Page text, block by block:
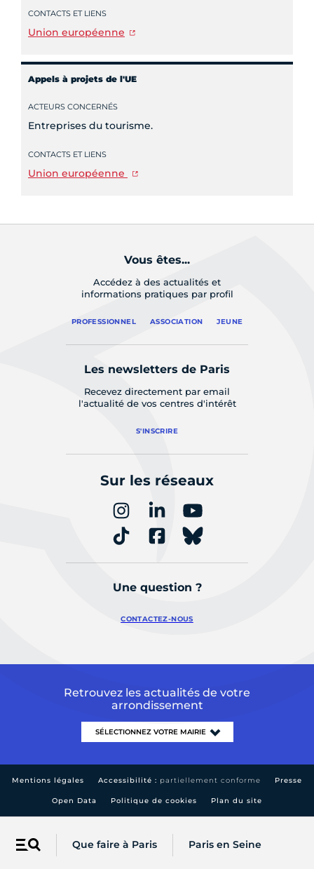
Menu Que faire à Paris Paris en Seine
CONTACTS ET LIENS
Union européenne
Appels à projets de l'UE
ACTEURS CONCERNÉS
Entreprises du tourisme.
CONTACTS ET LIENS
Union européenne
Vous êtes...
Accédez à des actualités et
informations pratiques par profil
PROFESSIONNEL ASSOCIATION JEUNE
Les newsletters de Paris
Recevez directement par email
l'actualité de vos centres d'intérêt
S'INSCRIRE
Sur les réseaux
Une question ?
CONTACTEZ-NOUS
Retrouvez les actualités de votre
arrondissement
Mentions légales Accessibilité : partiellement conforme Presse
Open Data Politique de cookies Plan du site